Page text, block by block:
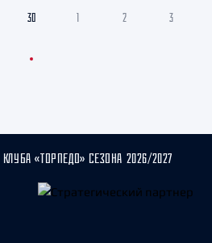
30 1 2 3
«ТОРПЕДО» СЕЗОНА 2026/2027